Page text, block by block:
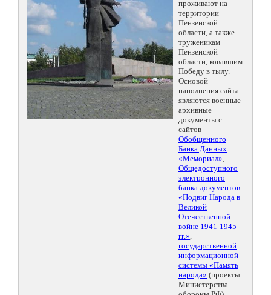
проживают на
территории
Пензенской
области, а также
труженикам
Пензенской
области, ковавшим
Победу в тылу.
Основой
наполнения сайта
являются военные
архивные
документы с
сайтов
Обобщенного
Банка Данных
«Мемориал»,
Общедоступного
электронного
банка документов
«Подвиг Народа в
Великой
Отечественной
войне 1941-1945
гг.»,
государственной
информационной
системы «Память
народа» (проекты
Министерства